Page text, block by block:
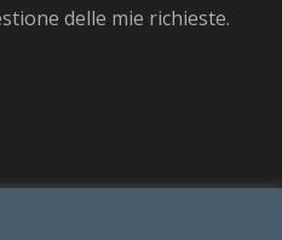
delle mie richieste.